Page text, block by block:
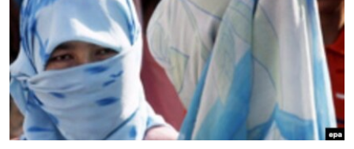
ЭЖЕ-СИҢДИЛЕР
АЗАТТЫК+
ЫҢГАЙСЫЗ СУРООЛОР
ОНЛАЙН ШЕРИНЕ
ЭЕ/АРнун бардык сайттары